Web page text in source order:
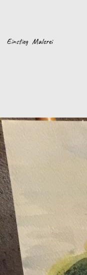
Einstieg Malerei